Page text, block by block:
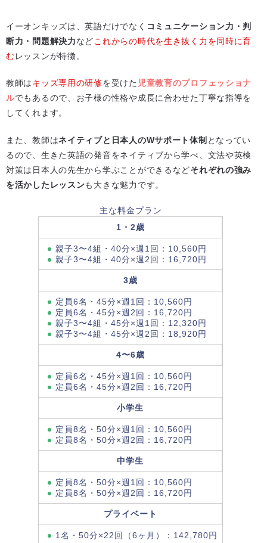
イーオンキッズは、英語だけでなく コミュニケーション力・判
断力・問題解決力などこれからの時代を生き抜く力を同時に育
むレッスンが特徴。
教師はキッズ専用の研修を受けた 児童教育のプロフェッショナ
ルでもあるので、お子様の性格や成長に合わせた丁寧な指導を
してくれます。
また、教師はネイティブと日本人のWサポート体制 となってい
るので、生きた英語の発音をネイティブから学べ、文法や英検
対策は日本人の先生から学ぶことができるなどそれぞれの強み
を活かしたレッスンも大きな魅力です。
主な料金プラン
1・2歳
親子3〜4組・40分×週1回：10,560円
親子3〜4組・40分×週2回：16,720円
3歳
定員6名・45分×週1回：10,560円
定員6名・45分×週2回：16,720円
親子3〜4組・45分×週1回：12,320円
親子3〜4組・45分×週2回：18,920円
4〜6歳
定員6名・45分×週1回：10,560円
定員6名・45分×週2回：16,720円
小学生
定員8名・50分×週1回：10,560円
定員8名・50分×週2回：16,720円
中学生
定員8名・50分×週1回：10,560円
定員8名・50分×週2回：16,720円
プライベート
1名・50分×22回（6ヶ月）：142,780円